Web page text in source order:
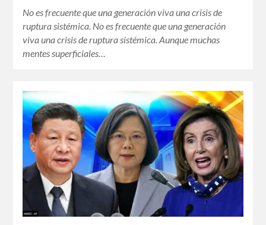
No es frecuente que una generación viva una crisis de
ruptura sistémica. No es frecuente que una generación
viva una crisis de ruptura sistémica. Aunque muchas
mentes superficiales…